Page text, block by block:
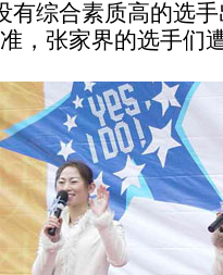
有综合素质高的选
，张家界的选手们